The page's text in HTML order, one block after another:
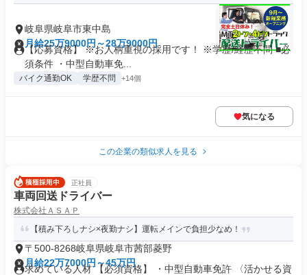
岐阜県岐阜市東中島
月給25万9000円～28万9000円
【応募資格】 ※お人柄重視の採用です！ ※学歴/経歴不問 ■必
須条件 ・中型自動車免...
バイク通勤OK 学歴不問 +14個
気になる
この企業の類似求人を見る
正社員
車両回送ドライバー
株式会社ＡＳＡＰ
【積み下ろしナシ×夜勤ナシ】運転メインで負担少なめ！
〒500-8268岐阜県岐阜市茜部菱野
月給22万7000円～45万円
求めている人材 【必須資格】 ・中型自動車免許 〈活かせる資